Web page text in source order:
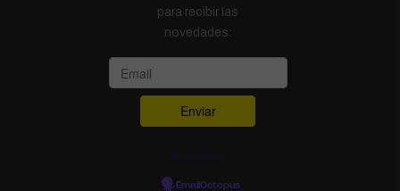
para recibir las
novedades:
EmailOctopus